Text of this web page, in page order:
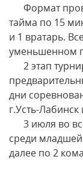
Формат
тайма по 15
и 1 вратарь.
уменьшенном
2 этап
дни
г.Усть-
3 июля во
среди младшей
далее по 2